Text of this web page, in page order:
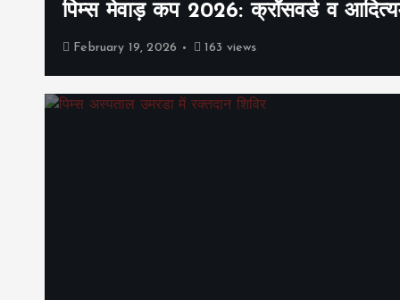
पिम्स मेवाड़ कप 2026: क्रॉसवर्ड व
February 19, 2026 163 views